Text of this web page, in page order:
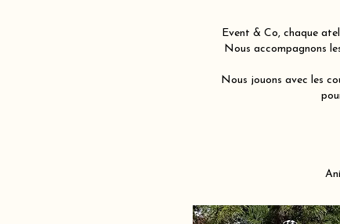
Event & Co, chaque
Nous accompagnons
Nous jouons avec les